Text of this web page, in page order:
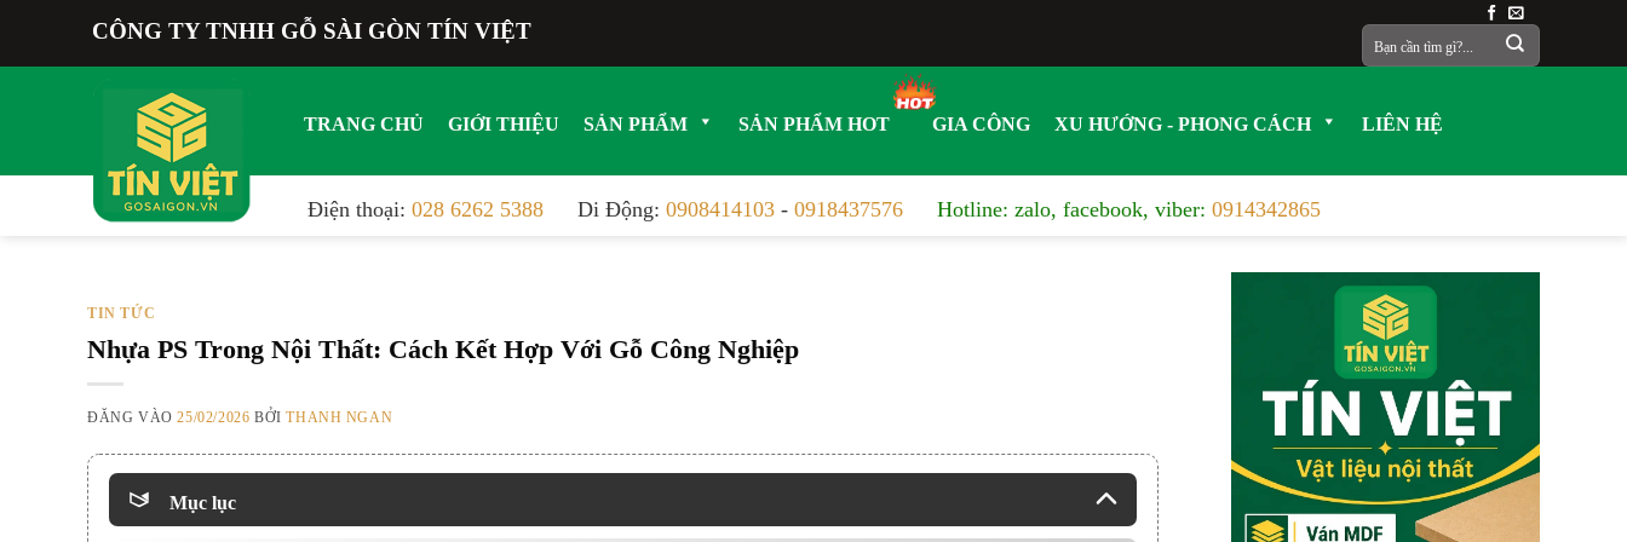
CÔNG TY TNHH GỖ SÀI GÒN TÍN VIỆT
Tìm
kiếm:
TRANG CHỦ GIỚI THIỆU SẢN PHẨM SẢN PHẨM HOT GIA CÔNG XU HƯỚNG - PHONG CÁCH LIÊN HỆ
Điện thoại: 028 6262 5388 Di Động: 0908414103- 0918437576 Hotline: zalo, facebook, viber: 0914342865
TIN TỨC
Nhựa PS Trong Nội Thất: Cách Kết Hợp Với Gỗ Công Nghiệp
ĐĂNG VÀO25/02/2026 BỞITHANH NGAN
Mục lục